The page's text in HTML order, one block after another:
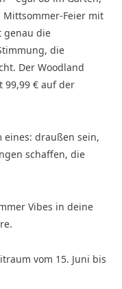
Feier mit
genau die
die
Der Woodland
99,99 € auf der
draußen sein,
schaffen, die
Vibes in deine
vom 15. Juni bis